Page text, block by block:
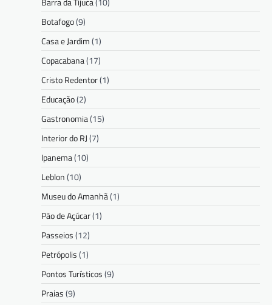
Botafogo(9)
Casa e Jardim(1)
Copacabana(17)
Cristo Redentor(1)
Educação(2)
Gastronomia(15)
Interior do RJ(7)
Ipanema(10)
Leblon(10)
Museu do Amanhã(1)
Pão de Açúcar(1)
Passeios(12)
Petrópolis(1)
Pontos Turísticos(9)
Praias(9)